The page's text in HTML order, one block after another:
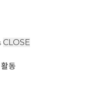
CLOSE
동